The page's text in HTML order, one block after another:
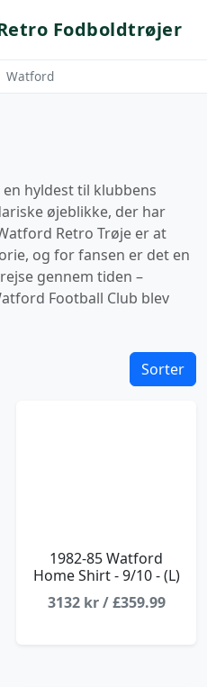
Fodboldtrøjer
Watford
hyldest til klubbens
øjeblikke, der har
Retro Trøje er at
og for fansen er det en
gennem tiden –
Football Club blev
Sorter
1982-85 Watford
Home Shirt - 9/10 - (L)
3132 kr / £359.99